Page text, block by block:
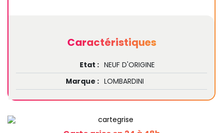
Caractéristiques
Etat : NEUF D'ORIGINE
Marque : LOMBARDINI